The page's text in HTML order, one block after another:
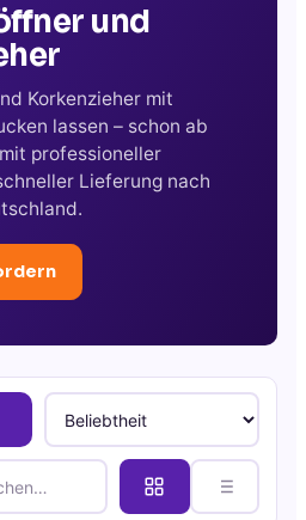
und
Korkenzieher mit
lassen – schon ab
professioneller
Lieferung nach